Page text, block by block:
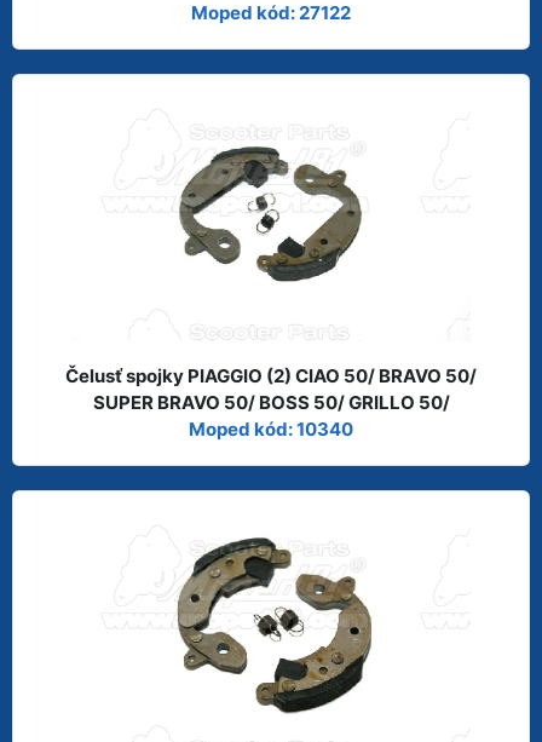
Moped kód: 27122
Čelusť spojky PIAGGIO (2) CIAO 50/ BRAVO 50/
SUPER BRAVO 50/ BOSS 50/ GRILLO 50/
Moped kód: 10340